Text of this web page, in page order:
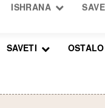
SAVETI OSTALO